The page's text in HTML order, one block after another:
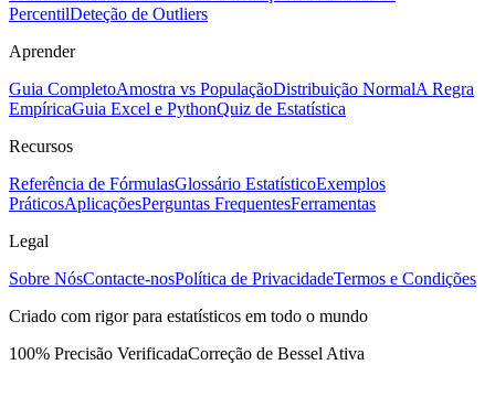
PercentilDeteção de Outliers
Aprender
Guia CompletoAmostra vs PopulaçãoDistribuição NormalA Regra
EmpíricaGuia Excel e PythonQuiz de Estatística
Recursos
Referência de FórmulasGlossário EstatísticoExemplos
PráticosAplicaçõesPerguntas FrequentesFerramentas
Legal
Sobre NósContacte-nosPolítica de PrivacidadeTermos e Condições
Criado com rigor para estatísticos em todo o mundo
100% Precisão VerificadaCorreção de Bessel Ativa